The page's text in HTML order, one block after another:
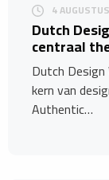
4
Dutch
centraal
Dutch
kern van
Authentic…